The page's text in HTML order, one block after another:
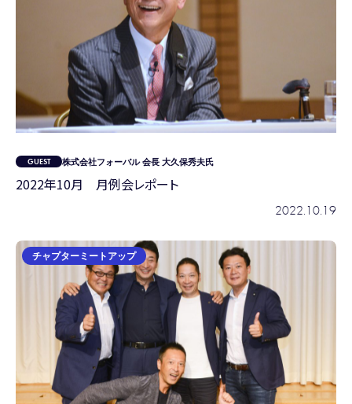
株式会社フォーバル 会長 大久保秀夫氏
2022年10月 月例会レポート
2022.10.19
チャプターミートアップ